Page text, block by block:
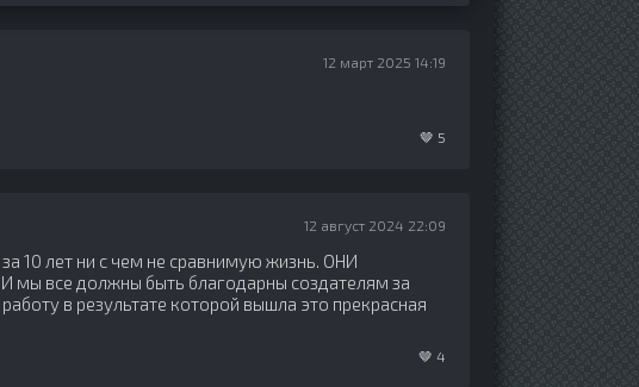
12 март 2025 14:19
🤎 5
12 август 2024 22:09
10 лет ни с чем не сравнимую жизнь. ОНИ
все должны быть благодарны создателям за
в результате которой вышла это прекрасная
🤎 4